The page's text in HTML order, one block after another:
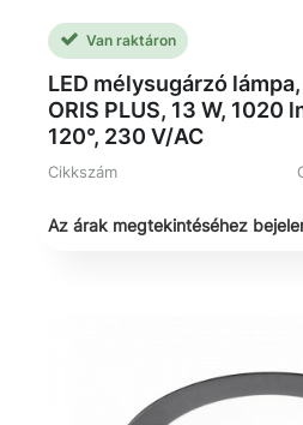
Van raktáron
LED mélysugárzó
ORIS PLUS, 13 W, 1020
120°, 230 V/AC
Cikkszám
Az árak megtekintéséhez